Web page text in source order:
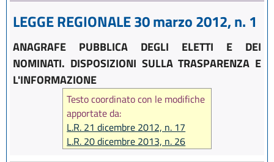
LEGGE REGIONALE 30 marzo 2012, n. 1
ANAGRAFE PUBBLICA DEGLI ELETTI E DEI
NOMINATI. DISPOSIZIONI SULLA TRASPARENZA E
L'INFORMAZIONE
Testo coordinato con le modifiche
apportate da:
L.R. 21 dicembre 2012, n. 17
L.R. 20 dicembre 2013, n. 26